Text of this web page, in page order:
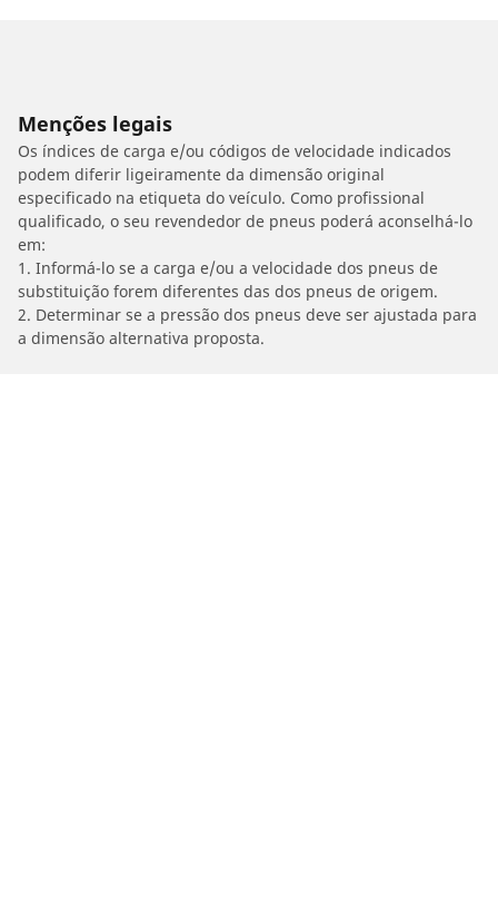
Menções legais
Os índices de carga e/ou códigos de velocidade indicados
podem diferir ligeiramente da dimensão original
especificado na etiqueta do veículo. Como profissional
qualificado, o seu revendedor de pneus poderá aconselhá-lo
em:
1. Informá-lo se a carga e/ou a velocidade dos pneus de
substituição forem diferentes das dos pneus de origem.
2. Determinar se a pressão dos pneus deve ser ajustada para
a dimensão alternativa proposta.